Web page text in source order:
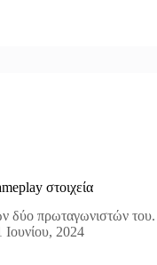
στοιχεία
δύο πρωταγωνιστών του.
Ιουνίου, 2024